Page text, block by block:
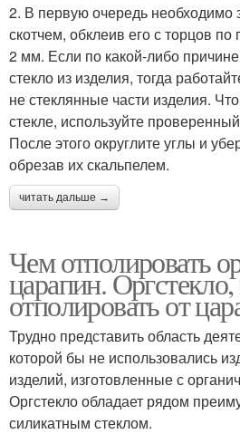
2. В первую очередь необходимо
скотчем, обклеив его с торцов
2 мм. Если по какой-либо
стекло из изделия, тогда
не стеклянные части изделия.
стекле, используйте
После этого округлите углы и
обрезав их скальпелем.
читать дальше →
Чем отполировать
царапин. Оргстекло,
отполировать от
Трудно представить область
которой бы не использовались
изделий, изготовленные с
Оргстекло обладает рядом
силикатным стеклом.